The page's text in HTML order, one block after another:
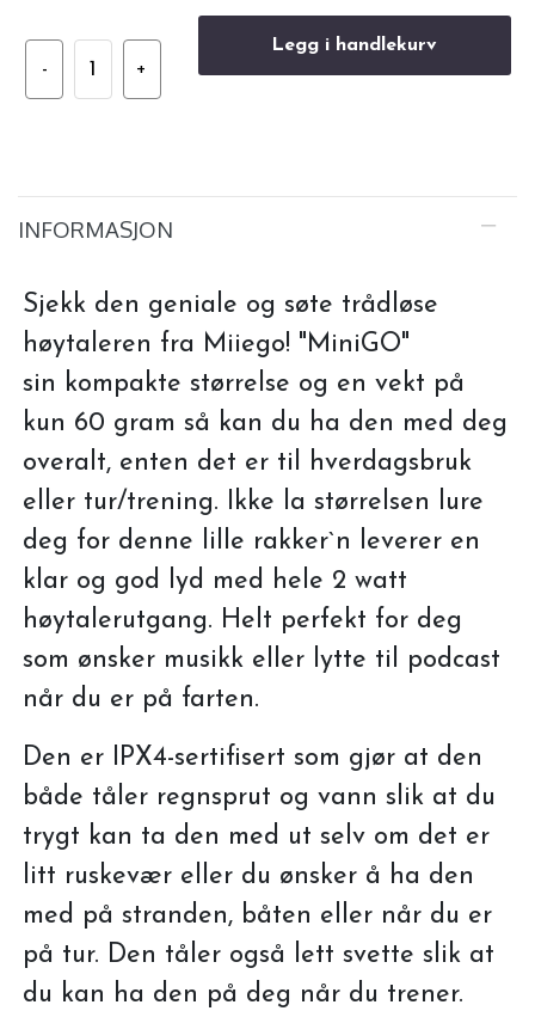
Legg i handlekurv
INFORMASJON
Sjekk den geniale og søte trådløse
høytaleren fra Miiego! "MiniGO"
sin kompakte størrelse og en vekt på
kun 60 gram så kan du ha den med deg
overalt, enten det er til hverdagsbruk
eller tur/trening. Ikke la størrelsen lure
deg for denne lille rakker`n leverer en
klar og god lyd med hele 2 watt
høytalerutgang. Helt perfekt for deg
som ønsker musikk eller lytte til podcast
når du er på farten.
Den er IPX4-sertifisert som gjør at den
både tåler regnsprut og vann slik at du
trygt kan ta den med ut selv om det er
litt ruskevær eller du ønsker å ha den
med på stranden, båten eller når du er
på tur. Den tåler også lett svette slik at
du kan ha den på deg når du trener.